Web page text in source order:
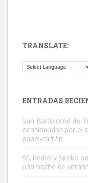
Este gato macho ha
TRANSLATE:
ENTRADAS
San Bartolomé de
ocasionadas por el
papel-cartón
St. Pedro y Siroko
una noche de